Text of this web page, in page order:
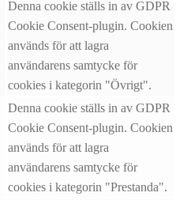
Denna cookie ställs in av GDPR
Cookie Consent-plugin. Cookien
används för att lagra
användarens samtycke för
cookies i kategorin "Övrigt".
Denna cookie ställs in av GDPR
Cookie Consent-plugin. Cookien
används för att lagra
användarens samtycke för
cookies i kategorin "Prestanda".